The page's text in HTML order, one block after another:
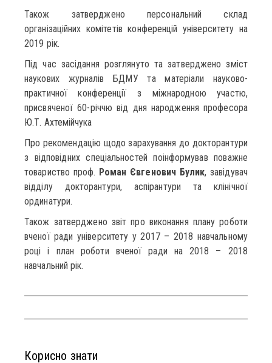
Також затверджено персональний склад
організаційних комітетів конференцій університету на
2019 рік.
Під час засідання розглянуто та затверджено зміст
наукових журналів БДМУ та матеріали науково-
практичної конференції з міжнародною участю,
присвяченої 60-річчю від дня народження професора
Ю.Т. Ахтемійчука
Про рекомендацію щодо зарахування до докторантури
з відповідних спеціальностей поінформував поважне
товариство проф. Роман Євгенович Булик, завідувач
відділу докторантури, аспірантури та клінічної
ординатури.
Також затверджено звіт про виконання плану роботи
вченої ради університету у 2017 – 2018 навчальному
році і план роботи вченої ради на 2018 – 2018
навчальний рік.
Корисно знати